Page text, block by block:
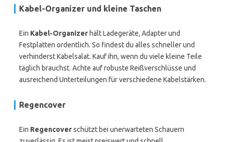
Kabel-Organizer und kleine Taschen
Ein Kabel-Organizer hält Ladegeräte, Adapter und
Festplatten ordentlich. So findest du alles schneller und
verhinderst Kabelsalat. Kauf ihn, wenn du viele kleine Teile
täglich brauchst. Achte auf robuste Reißverschlüsse und
ausreichend Unterteilungen für verschiedene Kabelstärken.
Regencover
Ein Regencoverschützt bei unerwarteten Schauern